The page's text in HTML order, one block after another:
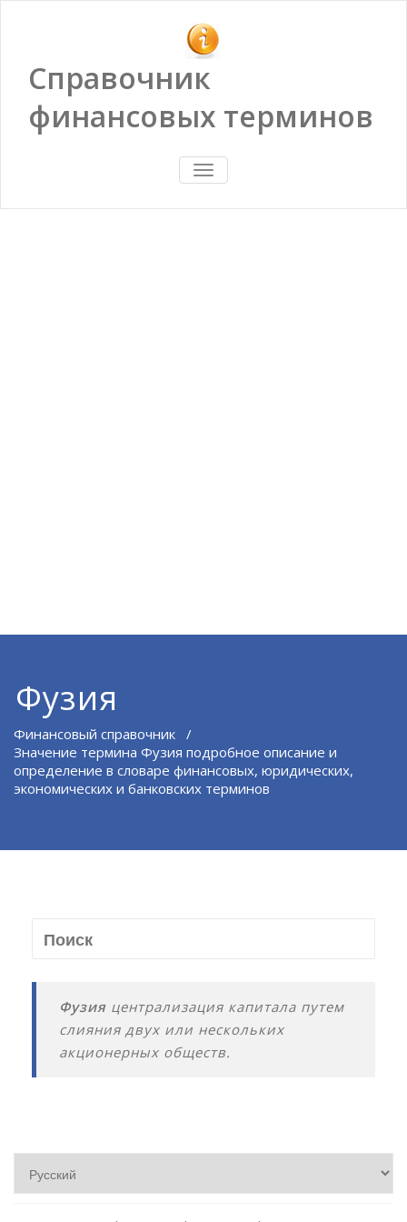
Справочник
финансовых терминов
ПОКАЗАТЬ/
СКРЫТЬ
Фузия
Финансовый справочник /
Значение термина Фузия подробное описание и
определение в словаре финансовых, юридических,
экономических и банковских терминов
Фузия централизация капитала путем
слияния двух или нескольких
акционерных обществ.